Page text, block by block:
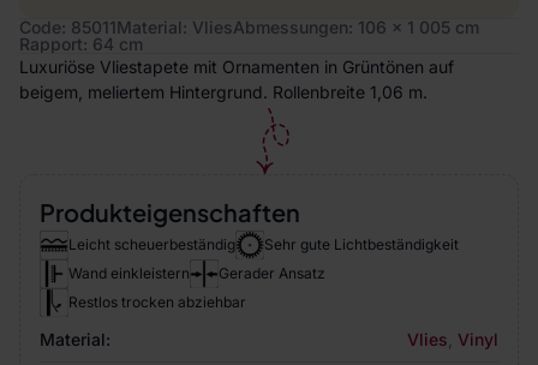
Code: 85011Material: VliesAbmessungen: 106 x 1 005 cm
Rapport: 64 cm
Luxuriöse Vliestapete mit Ornamenten in Grüntönen auf
beigem, meliertem Hintergrund. Rollenbreite 1,06 m.
Produkteigenschaften
Leicht scheuerbeständig
Sehr gute Lichtbeständigkeit
Wand einkleistern
Gerader Ansatz
Restlos trocken abziehbar
Material: Vlies Vinyl